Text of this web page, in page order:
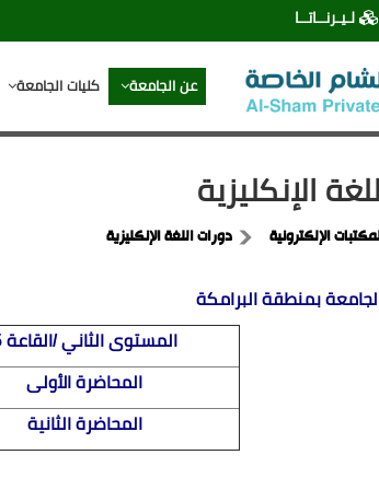
لـيـرنــاتــا
عن الجامعة كليات الجامعة
الإنكليزية
الإلكترونية دورات اللغة الإنكليزية
بمنطقة البرامكة
المستوى الثاني /القاعة 5
المحاضرة الأولى
المحاضرة الثانية